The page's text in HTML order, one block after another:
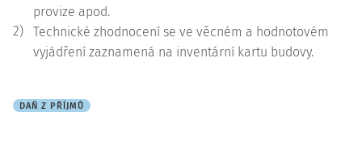
provize apod.
2)
Technické zhodnocení se ve věcném a hodnotovém
vyjádření zaznamená na inventární kartu budovy.
DAŇ Z PŘÍJMŮ